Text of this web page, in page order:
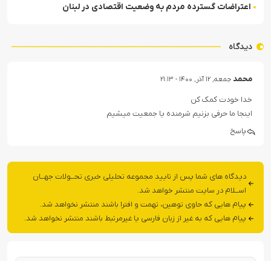
اعتراضات گسترده مردم به وضعیت اقتصادی در لبنان
دیدگاه
محمد جمعه, ۱۲ آذر, ۱۴۰۰ - ۲۱:۱۳
خدا خودت کمک کن
اینجا ما حرفی بزنیم شرمنده یا جمعیت میشیم
پاسخ
دیدگاه های شما پس از تایید مجموعه تحلیلی خبری تحــولات جهــان
اســلام در سایت منتشر خواهد شد.
پیام هایی که حاوی توهین، تهمت و افترا باشند منتشر نخواهد شد.
پیام هایی که به غیر از زبان فارسی یا غیرمرتبط باشند منتشر نخواهد شد.